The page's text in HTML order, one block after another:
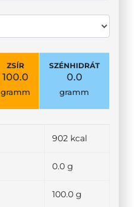
ZSÍR
100.0
gramm
SZÉNHIDRÁT
0.0
gramm
902 kcal
0.0 g
100.0 g